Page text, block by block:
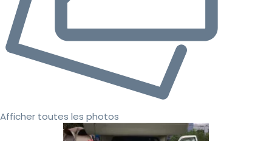
Afficher toutes les photos